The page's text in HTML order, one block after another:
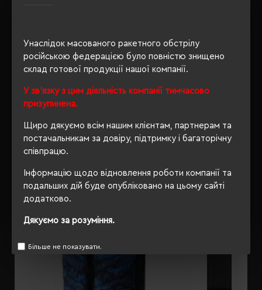
Унаслідок масованого ракетного обстрілу
російською федерацією було повністю знищено
склад готової продукції нашої компанії.
У зв'язку з цим діяльність компанії тимчасово
призупинена.
Щиро дякуємо всім нашим клієнтам, партнерам та
постачальникам за довіру, підтримку і багаторічну
співпрацю.
Інформацію щодо відновлення роботи компанії та
подальших дій буде опубліковано на цьому сайті
додатково.
Дякуємо за розуміння.
Більше не показувати.
ОПИС
ВІДГУКИ